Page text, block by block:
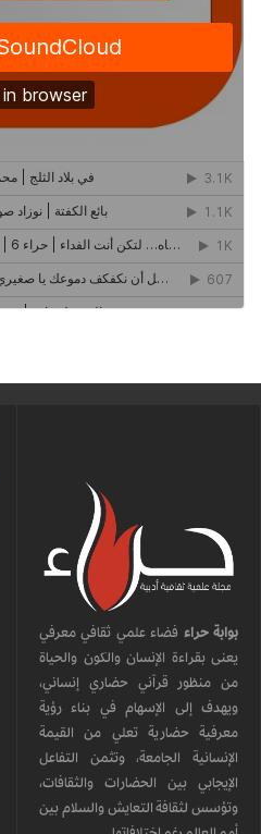
بوابة حراء فضاء علمي ثقافي معرفي
يعنى بقراءة الإنسان والكون والحياة
من منظور قرآني حضاري إنساني،
ويهدف إلى الإسهام في بناء رؤية
معرفية حضارية تعلي من القيمة
الإنسانية الجامعة، وتثمن التفاعل
الإيجابي بين الحضارات والثقافات،
وتؤسس لثقافة التعايش والسلام بين